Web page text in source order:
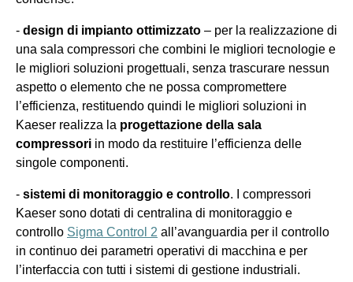
- design di impianto ottimizzato – per la realizzazione di
una sala compressori che combini le migliori tecnologie e
le migliori soluzioni progettuali, senza trascurare nessun
aspetto o elemento che ne possa compromettere
l’efficienza, restituendo quindi le migliori soluzioni in
Kaeser realizza la progettazione della sala
compressori in modo da restituire l’efficienza delle
singole componenti.
- sistemi di monitoraggio e controllo. I compressori
Kaeser sono dotati di centralina di monitoraggio e
controllo Sigma Control 2 all’avanguardia per il controllo
in continuo dei parametri operativi di macchina e per
l’interfaccia con tutti i sistemi di gestione industriali.